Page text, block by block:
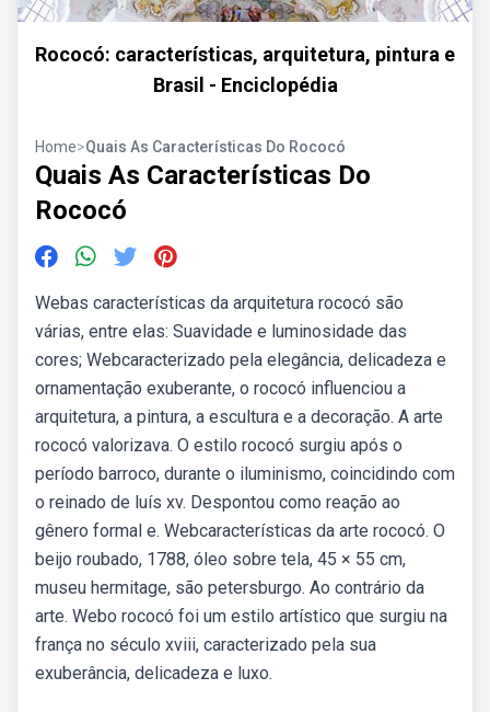
Rococó: características, arquitetura, pintura e
Brasil - Enciclopédia
Home>Quais As Características Do Rococó
Quais As Características Do
Rococó
Webas características da arquitetura rococó são
várias, entre elas: Suavidade e luminosidade das
cores; Webcaracterizado pela elegância, delicadeza e
ornamentação exuberante, o rococó influenciou a
arquitetura, a pintura, a escultura e a decoração. A arte
rococó valorizava. O estilo rococó surgiu após o
período barroco, durante o iluminismo, coincidindo com
o reinado de luís xv. Despontou como reação ao
gênero formal e. Webcaracterísticas da arte rococó. O
beijo roubado, 1788, óleo sobre tela, 45 × 55 cm,
museu hermitage, são petersburgo. Ao contrário da
arte. Webo rococó foi um estilo artístico que surgiu na
frança no século xviii, caracterizado pela sua
exuberância, delicadeza e luxo.